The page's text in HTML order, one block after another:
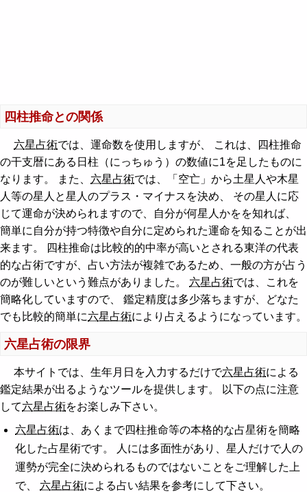
四柱推命との関係
六星占術では、運命数を使用しますが、 これは、四柱推命
の干支暦にある日柱（にっちゅう）の数値に1を足したものに
なります。 また、 六星占術では、「空亡」から土星人や木星
人等の星人と星人のプラス・マイナスを決め、 その星人に応
じて運命が決められますので、自分が何星人かをを知れば、
簡単に自分が持つ特徴や自分に定められた運命を知ることが出
来ます。 四柱推命は比較的的中率が高いとされる東洋の代表
的な占術ですが、占い方法が複雑であるため、一般の方が占う
のが難しいという難点がありました。 六星占術では、これを
簡略化していますので、 鑑定精度は多少落ちますが、どなた
でも比較的簡単に六星占術により占えるようになっています。
六星占術の限界
本サイトでは、生年月日を入力するだけで六星占術による
鑑定結果が出るようなツールを提供します。 以下の点に注意
して六星占術をお楽しみ下さい。
六星占術は、あくまで四柱推命等の本格的な占星術を簡略
化した占星術です。 人には多面性があり、星人だけで人の
運勢が完全に決められるものではないことをご理解した上
で、 六星占術による占い結果を参考にして下さい。